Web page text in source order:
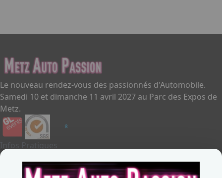
Le nouveau rendez-vous des passionnés d'Automobile.
Samedi 10 et dimanche 11 avril 2027 au Parc des Expos de
Metz.
Infos Pratiques
Je souhaite exposer